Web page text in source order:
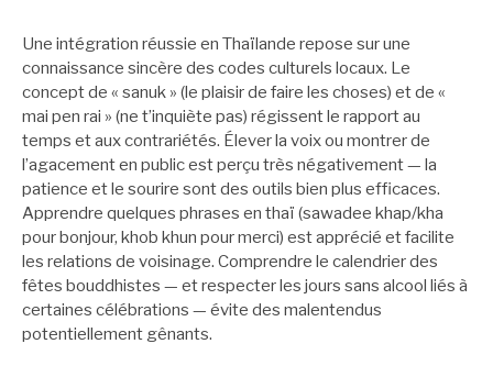
Une intégration réussie en Thaïlande repose sur une
connaissance sincère des codes culturels locaux. Le
concept de « sanuk » (le plaisir de faire les choses) et de «
mai pen rai » (ne t’inquiète pas) régissent le rapport au
temps et aux contrariétés. Élever la voix ou montrer de
l’agacement en public est perçu très négativement — la
patience et le sourire sont des outils bien plus efficaces.
Apprendre quelques phrases en thaï (sawadee khap/kha
pour bonjour, khob khun pour merci) est apprécié et facilite
les relations de voisinage. Comprendre le calendrier des
fêtes bouddhistes — et respecter les jours sans alcool liés à
certaines célébrations — évite des malentendus
potentiellement gênants.